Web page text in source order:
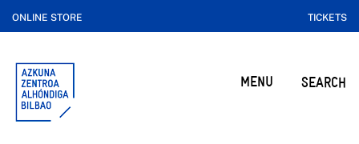
ONLINE STORE TICKETS
MENU SEARCH